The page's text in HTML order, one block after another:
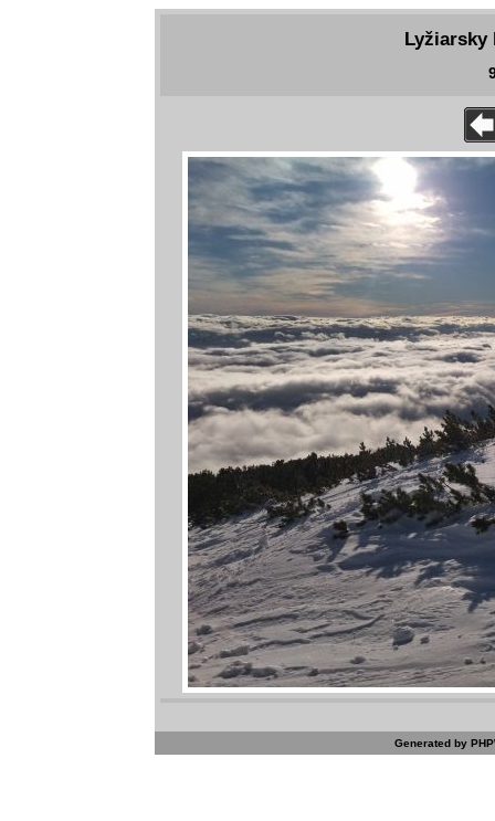
Lyžiarsky
Generated by